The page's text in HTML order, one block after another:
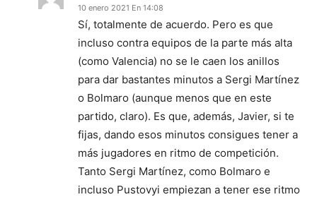
10 enero 2021 En 14:08
Sí, totalmente de acuerdo. Pero es que
incluso contra equipos de la parte más alta
(como Valencia) no se le caen los anillos
para dar bastantes minutos a Sergi Martínez
o Bolmaro (aunque menos que en este
partido, claro). Es que, además, Javier, si te
fijas, dando esos minutos consigues tener a
más jugadores en ritmo de competición.
Tanto Sergi Martínez, como Bolmaro e
incluso Pustovyi empiezan a tener ese ritmo